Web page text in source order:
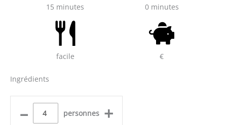
15 minutes 0 minutes
facile €
Ingrédients
– personnes +